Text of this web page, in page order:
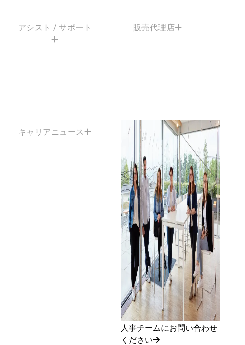
アシスト / サポート 販売代理店
キャリアニュース
人事チームにお問い合わせ
ください